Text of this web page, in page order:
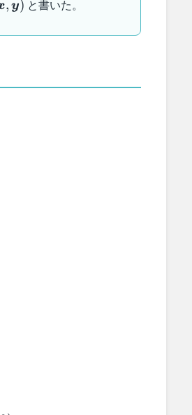
, y) と書いた。
x) = (0,0)